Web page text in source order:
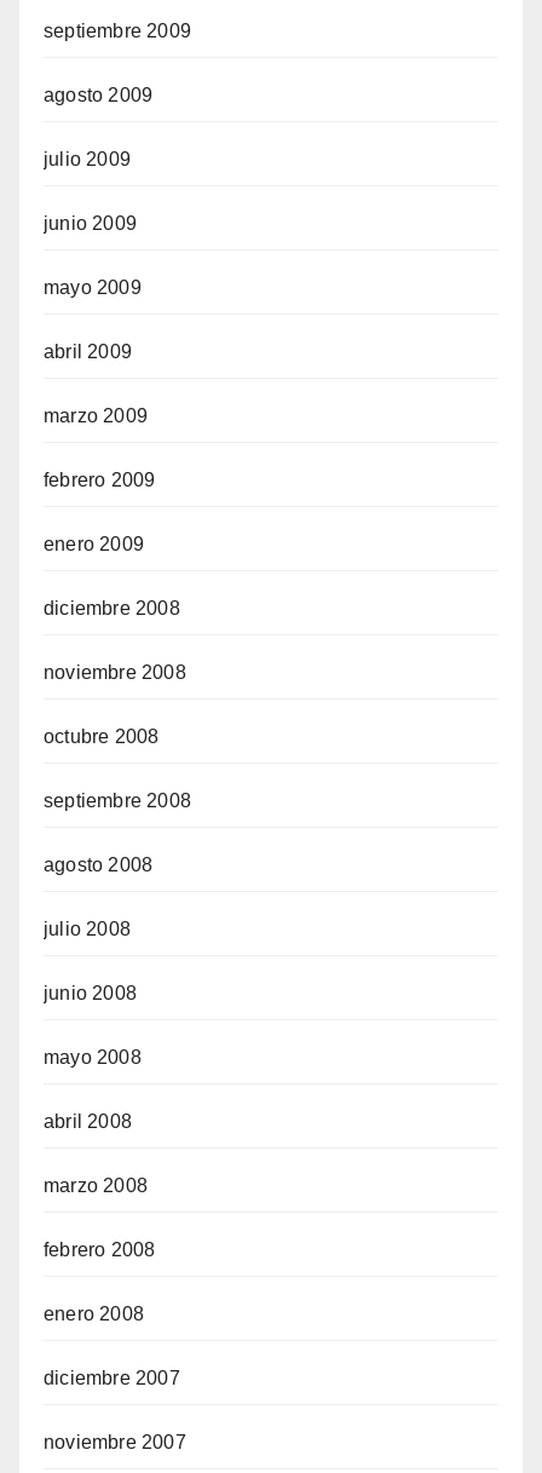
septiembre 2009
agosto 2009
julio 2009
junio 2009
mayo 2009
abril 2009
marzo 2009
febrero 2009
enero 2009
diciembre 2008
noviembre 2008
octubre 2008
septiembre 2008
agosto 2008
julio 2008
junio 2008
mayo 2008
abril 2008
marzo 2008
febrero 2008
enero 2008
diciembre 2007
noviembre 2007